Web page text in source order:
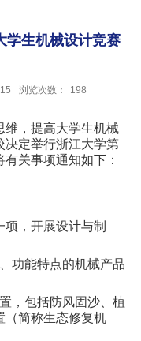
学生机械设计竞赛
浏览次数： 198
维，提高大学生机械
决定举行浙江大学第
关事项通知如下：
，开展设计与制
功能特点的机械产品
，包括防风固沙、植
（简称生态修复机